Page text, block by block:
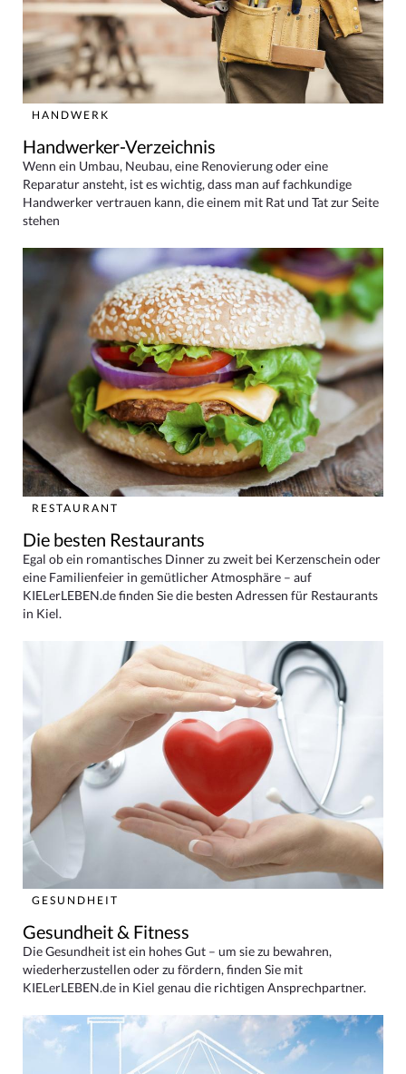
HANDWERK
Handwerker-Verzeichnis
Wenn ein Umbau, Neubau, eine Renovierung oder eine
Reparatur ansteht, ist es wichtig, dass man auf fachkundige
Handwerker vertrauen kann, die einem mit Rat und Tat zur Seite
stehen
RESTAURANT
Die besten Restaurants
Egal ob ein romantisches Dinner zu zweit bei Kerzenschein oder
eine Familienfeier in gemütlicher Atmosphäre – auf
KIELerLEBEN.de finden Sie die besten Adressen für Restaurants
in Kiel.
GESUNDHEIT
Gesundheit & Fitness
Die Gesundheit ist ein hohes Gut – um sie zu bewahren,
wiederherzustellen oder zu fördern, finden Sie mit
KIELerLEBEN.de in Kiel genau die richtigen Ansprechpartner.